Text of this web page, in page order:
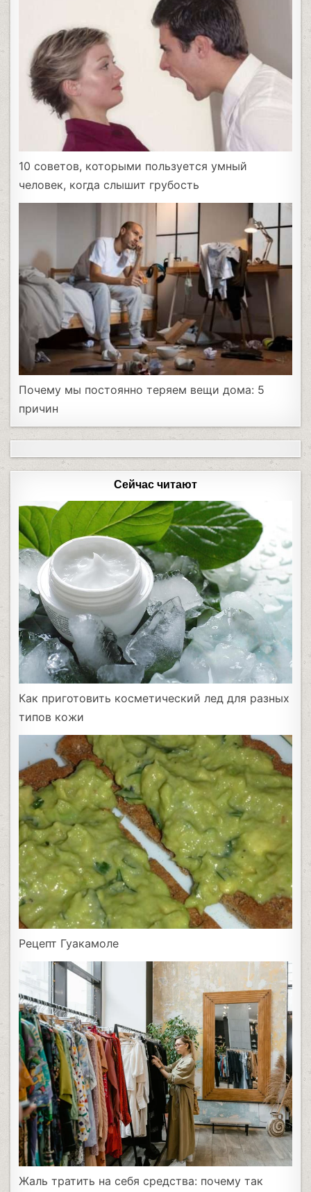
10 советов, которыми пользуется умный
человек, когда слышит грубость
Почему мы постоянно теряем вещи дома: 5
причин
Сейчас читают
Как приготовить косметический лед для разных
типов кожи
Рецепт Гуакамоле
Жаль тратить на себя средства: почему так